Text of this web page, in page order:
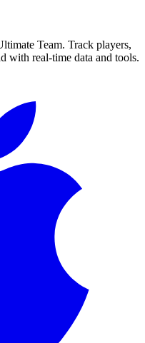
Team. Track players,
with real-time data and tools.